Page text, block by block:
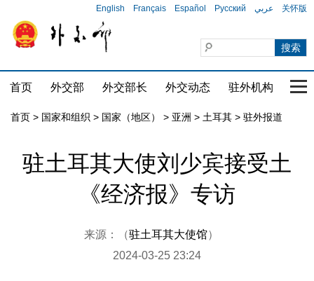
English Français Español Русский عربي 关怀版
首页 外交部 外交部长 外交动态 驻外机构 国
首页 > 国家和组织 > 国家（地区） > 亚洲 > 土耳其 > 驻外报道
驻土耳其大使刘少宾接受土
《经济报》专访
来源：（驻土耳其大使馆）
2024-03-25 23:24